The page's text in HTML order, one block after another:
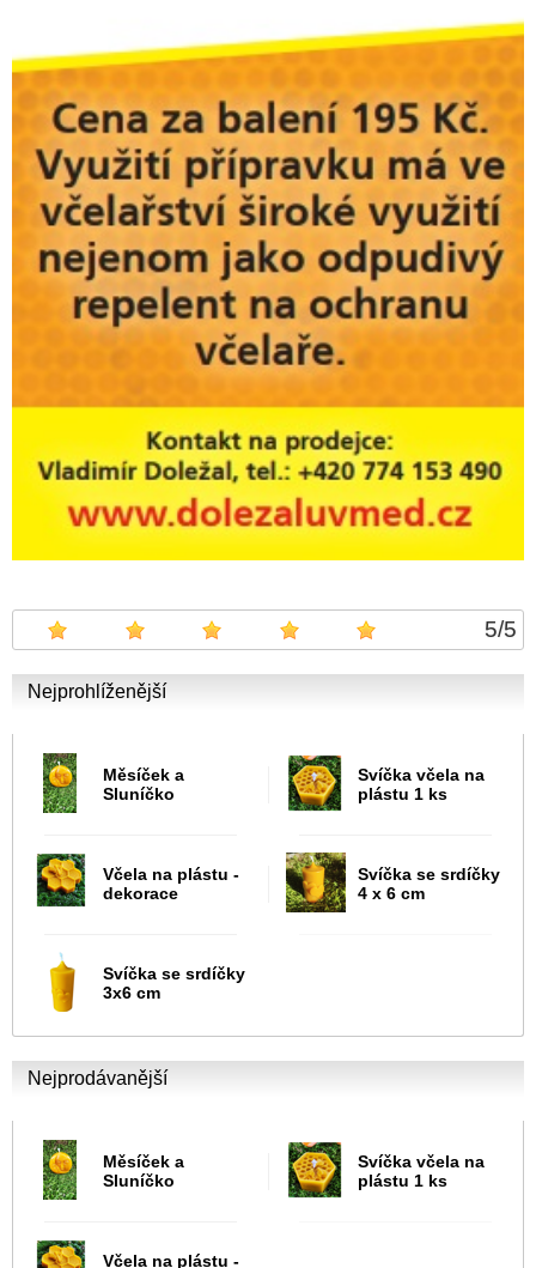
5/5
Nejprohlíženější
Měsíček a
Sluníčko
Svíčka včela na
plástu 1 ks
Včela na plástu -
dekorace
Svíčka se srdíčky
4 x 6 cm
Svíčka se srdíčky
3x6 cm
Nejprodávanější
Měsíček a
Sluníčko
Svíčka včela na
plástu 1 ks
Včela na plástu -